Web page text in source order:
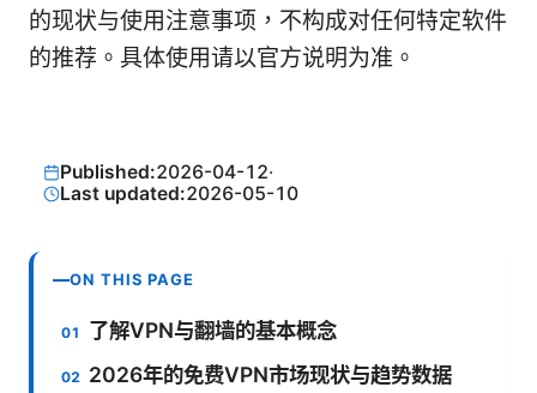
的现状与使用注意事项，不构成对任何特定软件
的推荐。具体使用请以官方说明为准。
Published:2026-04-12·
Last updated:2026-05-10
ON THIS PAGE
了解VPN与翻墙的基本概念
2026年的免费VPN市场现状与趋势数据